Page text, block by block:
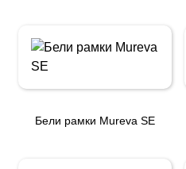
Бели рамки Mureva SE